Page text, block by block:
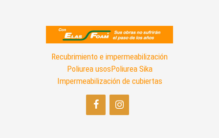
Recubrimiento e impermeabilización
Poliurea usosPoliurea Sika
Impermeabilización de cubiertas